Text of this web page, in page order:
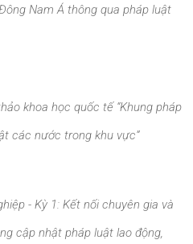
Nam Á thông qua pháp luật
khoa học quốc tế “Khung pháp
các nước trong khu vực”
- Kỳ 1: Kết nối chuyên gia và
cập nhật pháp luật lao động,